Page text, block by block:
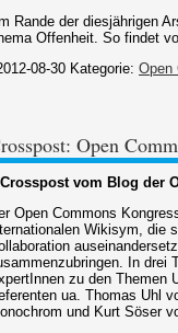
Rande der diesjährigen
Offenheit. So findet
08-30 Kategorie: Open
Open
Crosspost vom Blog der
Open Commons
Wikisym, die
In drei
zu den Themen
ua. Thomas Uhl
und Kurt Söser